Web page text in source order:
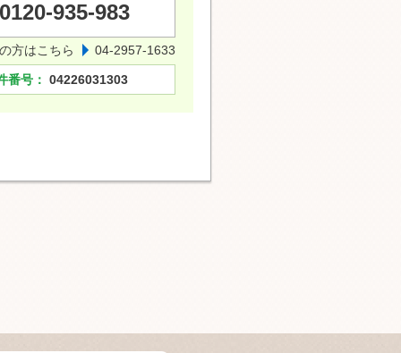
0120-935-983
方はこちら 04-2957-1633
番号： 04226031303